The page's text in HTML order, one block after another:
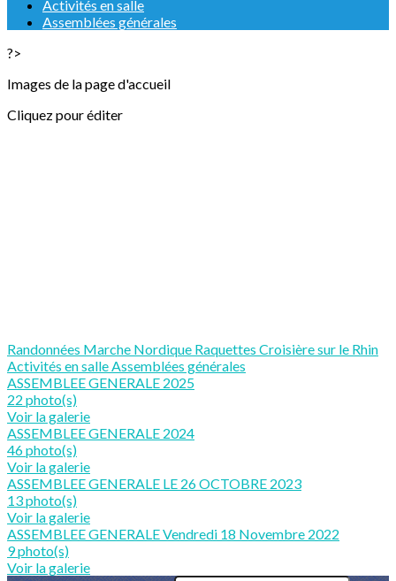
Activités en salle
Assemblées générales
?>
Images de la page d'accueil
Cliquez pour éditer
Randonnées Marche Nordique Raquettes Croisière sur le Rhin
Activités en salleAssemblées générales
ASSEMBLEE GENERALE 2025
22 photo(s)
Voir la galerie
ASSEMBLEE GENERALE 2024
46 photo(s)
Voir la galerie
ASSEMBLEE GENERALE LE 26 OCTOBRE 2023
13 photo(s)
Voir la galerie
ASSEMBLEE GENERALE Vendredi 18 Novembre 2022
9 photo(s)
Voir la galerie